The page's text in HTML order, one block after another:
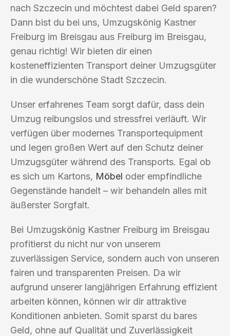
nach Szczecin und möchtest dabei Geld sparen?
Dann bist du bei uns, Umzugskönig Kastner
Freiburg im Breisgau aus Freiburg im Breisgau,
genau richtig! Wir bieten dir einen
kosteneffizienten Transport deiner Umzugsgüter
in die wunderschöne Stadt Szczecin.
Unser erfahrenes Team sorgt dafür, dass dein
Umzug reibungslos und stressfrei verläuft. Wir
verfügen über modernes Transportequipment
und legen großen Wert auf den Schutz deiner
Umzugsgüter während des Transports. Egal ob
es sich um Kartons, Möbel oder empfindliche
Gegenstände handelt – wir behandeln alles mit
äußerster Sorgfalt.
Bei Umzugskönig Kastner Freiburg im Breisgau
profitierst du nicht nur von unserem
zuverlässigen Service, sondern auch von unseren
fairen und transparenten Preisen. Da wir
aufgrund unserer langjährigen Erfahrung effizient
arbeiten können, können wir dir attraktive
Konditionen anbieten. Somit sparst du bares
Geld, ohne auf Qualität und Zuverlässigkeit